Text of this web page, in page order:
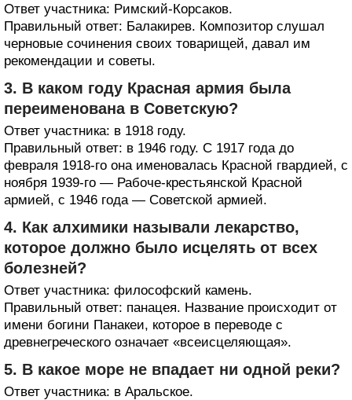
Ответ участника: Римский-Корсаков.
Правильный ответ: Балакирев. Композитор слушал
черновые сочинения своих товарищей, давал им
рекомендации и советы.
3. В каком году Красная армия была
переименована в Советскую?
Ответ участника: в 1918 году.
Правильный ответ: в 1946 году. С 1917 года до
февраля 1918-го она именовалась Красной гвардией, с
ноября 1939-го — Рабоче-крестьянской Красной
армией, с 1946 года — Советской армией.
4. Как алхимики называли лекарство,
которое должно было исцелять от всех
болезней?
Ответ участника: философский камень.
Правильный ответ: панацея. Название происходит от
имени богини Панакеи, которое в переводе с
древнегреческого означает «всеисцеляющая».
5. В какое море не впадает ни одной реки?
Ответ участника: в Аральское.